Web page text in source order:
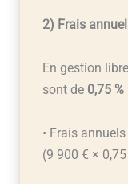
2) Frais
En gestion
sont de 0,75 %
• Frais annuels
(9 900 € × 0,75